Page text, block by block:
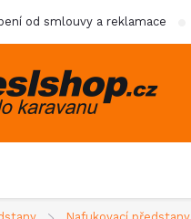
od smlouvy a reklamace